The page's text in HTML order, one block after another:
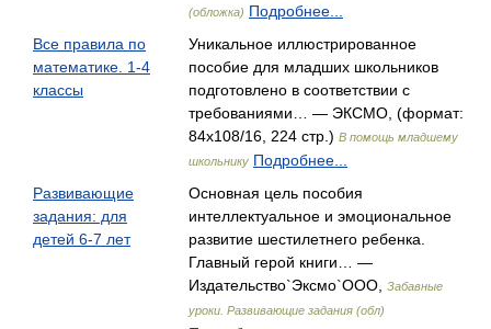
(обложка) Подробнее...
Все правила по
математике. 1-4
классы
Уникальное иллюстрированное
пособие для младших школьников
подготовлено в соответствии с
требованиями… — ЭКСМО, (формат:
84x108/16, 224 стр.) В помощь младшему
школьнику Подробнее...
Развивающие
задания: для
детей 6-7 лет
Основная цель пособия
интеллектуальное и эмоциональное
развитие шестилетнего ребенка.
Главный герой книги… —
Издательство`Эксмо`ООО,
Забавные
уроки. Развивающие задания (обл)